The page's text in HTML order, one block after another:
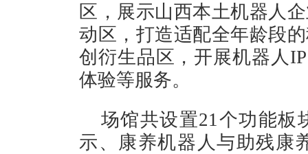
区，展示山西本土机器人
动区，打造适配全年龄段
创衍生品区，开展机器人
体验等服务。
场馆共设置21个功能板
示、康养机器人与助残康